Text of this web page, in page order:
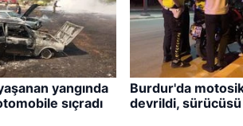
yangında
sıçradı
Burdur'da
devrildi, sürücüsü